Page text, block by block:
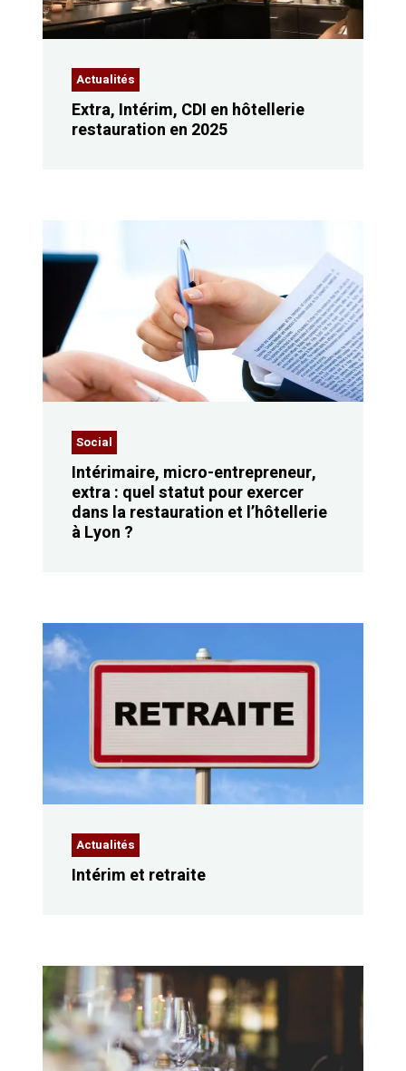
Actualités
Extra, Intérim, CDI en hôtellerie
restauration en 2025
Social
Intérimaire, micro-entrepreneur,
extra : quel statut pour exercer
dans la restauration et l’hôtellerie
à Lyon ?
Actualités
Intérim et retraite